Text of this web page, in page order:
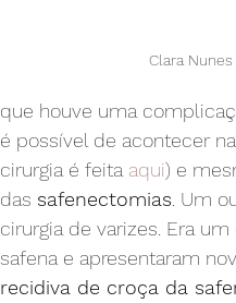
Clara Nunes
que houve uma
é possível de acontecer
cirurgia é feita aqui) e
das safenectomias . Um
cirurgia de varizes. Era
safena e apresentaram
recidiva de croça da